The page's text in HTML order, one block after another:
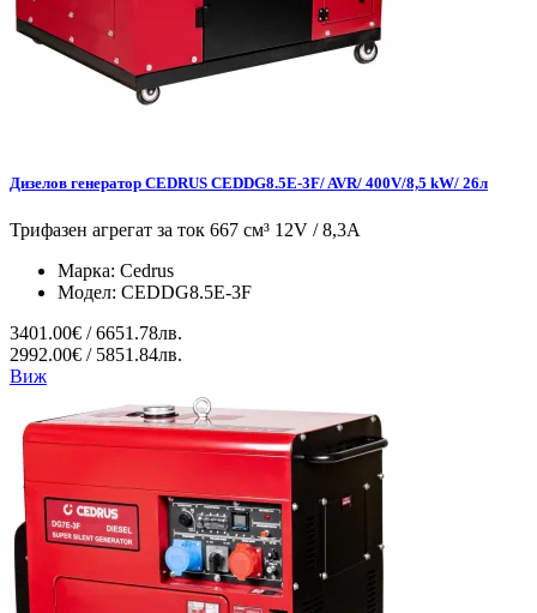
Дизелов генератор CEDRUS CEDDG8.5E-3F/ AVR/ 400V/8,5 kW/ 26л
Трифазен агрегат за ток 667 см³ 12V / 8,3A
Марка: Cedrus
Модел: CEDDG8.5E-3F
3401.00€ / 6651.78лв.
2992.00€ / 5851.84лв.
Виж